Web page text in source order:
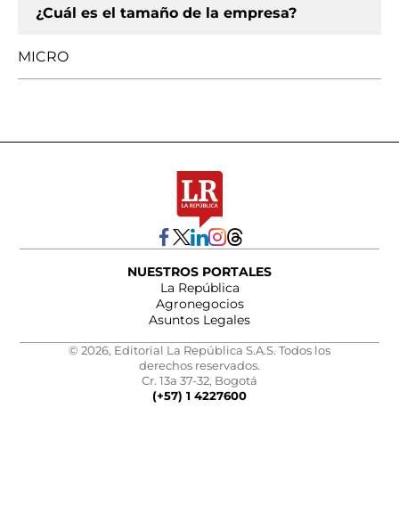
¿Cuál es el tamaño de la empresa?
MICRO
NUESTROS PORTALES
La República
Agronegocios
Asuntos Legales
© 2026, Editorial La República S.A.S. Todos los
derechos reservados.
Cr. 13a 37-32, Bogotá
(+57) 1 4227600